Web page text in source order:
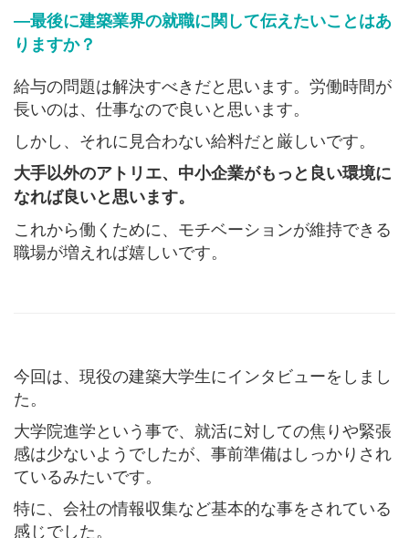
―最後に建築業界の就職に関して伝えたいことはあ
りますか？
給与の問題は解決すべきだと思います。 労働時間が
長いのは、仕事なので良いと思います。
しかし、それに見合わない給料だと厳しいです。
大手以外のアトリエ、中小企業がもっと良い環境に
なれば良いと思います。
これから働くために、モチベーションが維持できる
職場が増えれば嬉しいです。
今回は、現役の建築大学生にインタビューをしまし
た。
大学院進学という事で、就活に対しての焦りや緊張
感は少ないようでしたが、事前準備はしっかりされ
ているみたいです。
特に、会社の情報収集など基本的な事をされている
感じでした。